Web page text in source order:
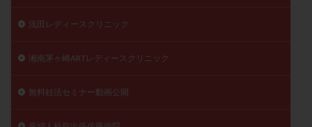
浅田レディースクリニック
湘南茅ヶ崎ARTレディースクリニック
無料妊活セミナー動画公開